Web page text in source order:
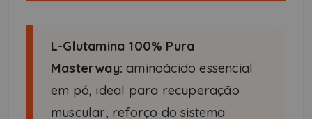
L-Glutamina 100% Pura
Masterway: aminoácido essencial
em pó, ideal para recuperação
muscular, reforço do sistema